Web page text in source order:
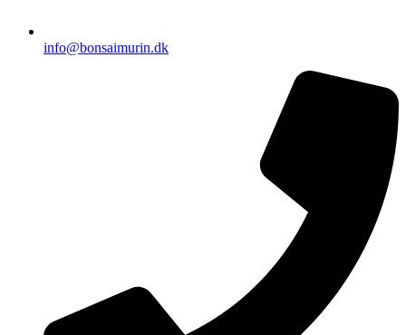
info@bonsaimurin.dk